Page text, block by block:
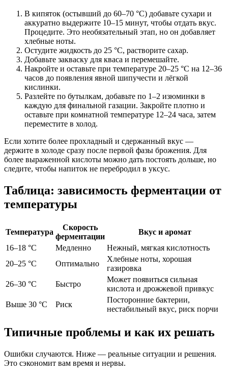
В кипяток (остывший до 60–70 °C) добавьте сухари и
аккуратно выдержите 10–15 минут, чтобы отдать вкус.
Процедите. Это необязательный этап, но он добавляет
хлебные ноты.
Остудите жидкость до 25 °C, растворите сахар.
Добавьте закваску для кваса и перемешайте.
Накройте и оставьте при температуре 20–25 °C на 12–36
часов до появления явной шипучести и лёгкой
кислинки.
Разлейте по бутылкам, добавьте по 1–2 изюминки в
каждую для финальной газации. Закройте плотно и
оставьте при комнатной температуре 12–24 часа, затем
переместите в холод.
Если хотите более прохладный и сдержанный вкус —
держите в холоде сразу после первой фазы брожения. Для
более выраженной кислоты можно дать постоять дольше, но
следите, чтобы напиток не перебродил в уксус.
Таблица: зависимость ферментации от
температуры
Температура
Скорость
ферментации
Вкус и аромат
16–18 °C
Медленно
Нежный, мягкая кислотность
20–25 °C
Оптимально
Хлебные ноты, хорошая
газировка
26–30 °C
Быстро
Может появиться сильная
кислота и дрожжевой привкус
Выше 30 °C
Риск
Посторонние бактерии,
нестабильный вкус, риск порчи
Типичные проблемы и как их решать
Ошибки случаются. Ниже — реальные ситуации и решения.
Это сэкономит вам время и нервы.